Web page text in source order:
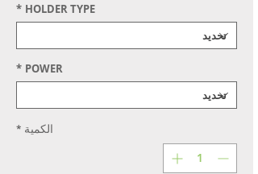
HOLDER TYPE
*
POWER
*
الكمية *